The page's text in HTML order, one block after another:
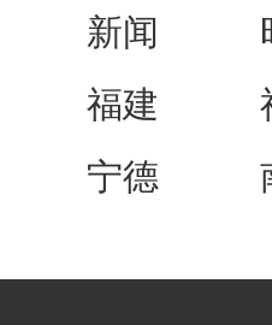
新闻
福建
宁德